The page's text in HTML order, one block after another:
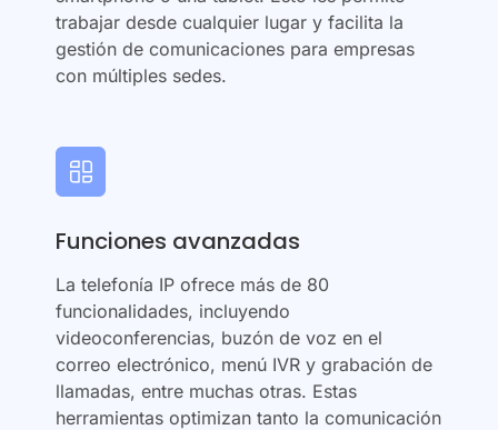
trabajar desde cualquier lugar y facilita la
gestión de comunicaciones para empresas
con múltiples sedes.
Funciones avanzadas
La telefonía IP ofrece más de 80
funcionalidades, incluyendo
videoconferencias, buzón de voz en el
correo electrónico, menú IVR y grabación de
llamadas, entre muchas otras. Estas
herramientas optimizan tanto la comunicación